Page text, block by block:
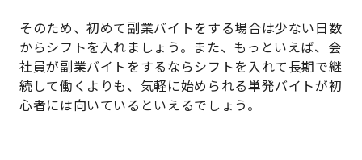
そのため、初めて副業バイトをする場合は少ない日数
からシフトを入れましょう。また、もっといえば、会
社員が副業バイトをするならシフトを入れて長期で継
続して働くよりも、気軽に始められる単発バイトが初
心者には向いているといえるでしょう。